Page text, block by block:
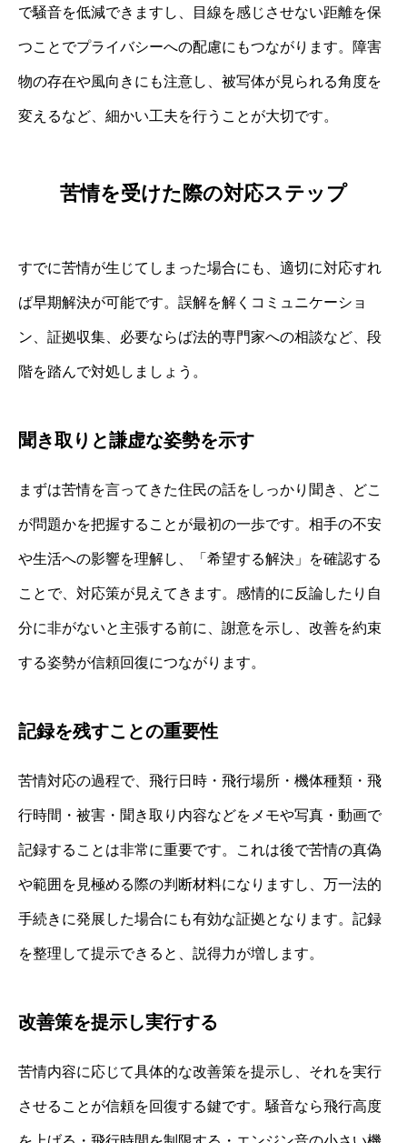
で騒音を低減できますし、目線を感じさせない距離を保
つことでプライバシーへの配慮にもつながります。障害
物の存在や風向きにも注意し、被写体が見られる角度を
変えるなど、細かい工夫を行うことが大切です。
苦情を受けた際の対応ステップ
すでに苦情が生じてしまった場合にも、適切に対応すれ
ば早期解決が可能です。誤解を解くコミュニケーショ
ン、証拠収集、必要ならば法的専門家への相談など、段
階を踏んで対処しましょう。
聞き取りと謙虚な姿勢を示す
まずは苦情を言ってきた住民の話をしっかり聞き、どこ
が問題かを把握することが最初の一歩です。相手の不安
や生活への影響を理解し、「希望する解決」を確認する
ことで、対応策が見えてきます。感情的に反論したり自
分に非がないと主張する前に、謝意を示し、改善を約束
する姿勢が信頼回復につながります。
記録を残すことの重要性
苦情対応の過程で、飛行日時・飛行場所・機体種類・飛
行時間・被害・聞き取り内容などをメモや写真・動画で
記録することは非常に重要です。これは後で苦情の真偽
や範囲を見極める際の判断材料になりますし、万一法的
手続きに発展した場合にも有効な証拠となります。記録
を整理して提示できると、説得力が増します。
改善策を提示し実行する
苦情内容に応じて具体的な改善策を提示し、それを実行
させることが信頼を回復する鍵です。騒音なら飛行高度